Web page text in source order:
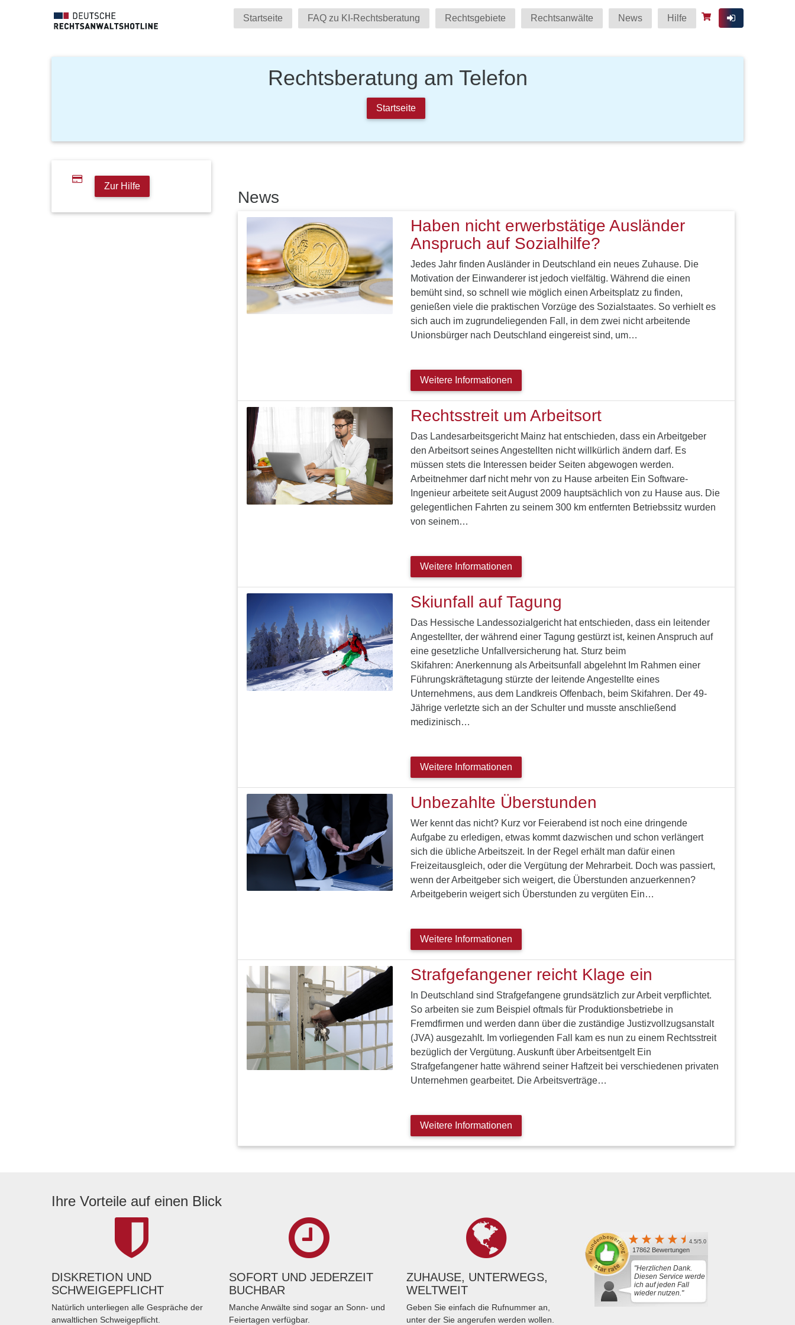
Startseite FAQ zu KI-Rechtsberatung Rechtsgebiete Rechtsanwälte News Hilfe
Rechtsberatung am Telefon
Startseite
Zur Hilfe
News
Haben nicht erwerbstätige Ausländer
Anspruch auf Sozialhilfe?
Jedes Jahr finden Ausländer in Deutschland ein neues Zuhause. Die
Motivation der Einwanderer ist jedoch vielfältig. Während die einen
bemüht sind, so schnell wie möglich einen Arbeitsplatz zu finden,
genießen viele die praktischen Vorzüge des Sozialstaates. So verhielt es
sich auch im zugrundeliegenden Fall, in dem zwei nicht arbeitende
Unionsbürger nach Deutschland eingereist sind, um…
Weitere Informationen
Rechtsstreit um Arbeitsort
Das Landesarbeitsgericht Mainz hat entschieden, dass ein Arbeitgeber
den Arbeitsort seines Angestellten nicht willkürlich ändern darf. Es
müssen stets die Interessen beider Seiten abgewogen werden.
Arbeitnehmer darf nicht mehr von zu Hause arbeiten Ein Software-
Ingenieur arbeitete seit August 2009 hauptsächlich von zu Hause aus. Die
gelegentlichen Fahrten zu seinem 300 km entfernten Betriebssitz wurden
von seinem…
Weitere Informationen
Skiunfall auf Tagung
Das Hessische Landessozialgericht hat entschieden, dass ein leitender
Angestellter, der während einer Tagung gestürzt ist, keinen Anspruch auf
eine gesetzliche Unfallversicherung hat. Sturz beim
Skifahren: Anerkennung als Arbeitsunfall abgelehnt Im Rahmen einer
Führungskräftetagung stürzte der leitende Angestellte eines
Unternehmens, aus dem Landkreis Offenbach, beim Skifahren. Der 49-
Jährige verletzte sich an der Schulter und musste anschließend
medizinisch…
Weitere Informationen
Unbezahlte Überstunden
Wer kennt das nicht? Kurz vor Feierabend ist noch eine dringende
Aufgabe zu erledigen, etwas kommt dazwischen und schon verlängert
sich die übliche Arbeitszeit. In der Regel erhält man dafür einen
Freizeitausgleich, oder die Vergütung der Mehrarbeit. Doch was passiert,
wenn der Arbeitgeber sich weigert, die Überstunden anzuerkennen?
Arbeitgeberin weigert sich Überstunden zu vergüten Ein…
Weitere Informationen
Strafgefangener reicht Klage ein
In Deutschland sind Strafgefangene grundsätzlich zur Arbeit verpflichtet.
So arbeiten sie zum Beispiel oftmals für Produktionsbetriebe in
Fremdfirmen und werden dann über die zuständige Justizvollzugsanstalt
(JVA) ausgezahlt. Im vorliegenden Fall kam es nun zu einem Rechtsstreit
bezüglich der Vergütung. Auskunft über Arbeitsentgelt Ein
Strafgefangener hatte während seiner Haftzeit bei verschiedenen privaten
Unternehmen gearbeitet. Die Arbeitsverträge…
Weitere Informationen
Ihre Vorteile auf einen Blick
DISKRETION UND
SCHWEIGEPFLICHT
Natürlich unterliegen alle Gespräche der
anwaltlichen Schweigepflicht.
SOFORT UND JEDERZEIT
BUCHBAR
Manche Anwälte sind sogar an Sonn- und
Feiertagen verfügbar.
ZUHAUSE, UNTERWEGS,
WELTWEIT
Geben Sie einfach die Rufnummer an,
unter der Sie angerufen werden wollen.
4.5/5.0
17862 Bewertungen
"Herzlichen Dank.
Diesen Service werde
ich auf jeden Fall
wieder nutzen."